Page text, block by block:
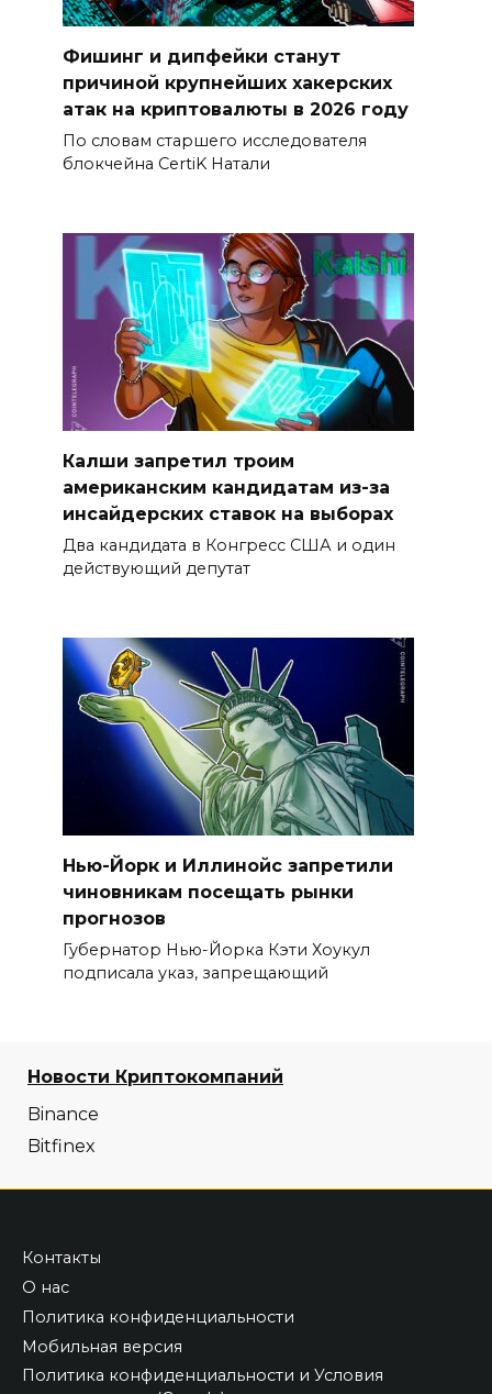
Фишинг и дипфейки станут
причиной крупнейших хакерских
атак на криптовалюты в 2026 году
По словам старшего исследователя
блокчейна CertiK Натали
Калши запретил троим
американским кандидатам из-за
инсайдерских ставок на выборах
Два кандидата в Конгресс США и один
действующий депутат
Нью-Йорк и Иллинойс запретили
чиновникам посещать рынки
прогнозов
Губернатор Нью-Йорка Кэти Хоукул
подписала указ, запрещающий
Новости Криптокомпаний
Binance
Bitfinex
Контакты
О нас
Политика конфиденциальности
Мобильная версия
Политика конфиденциальности и Условия